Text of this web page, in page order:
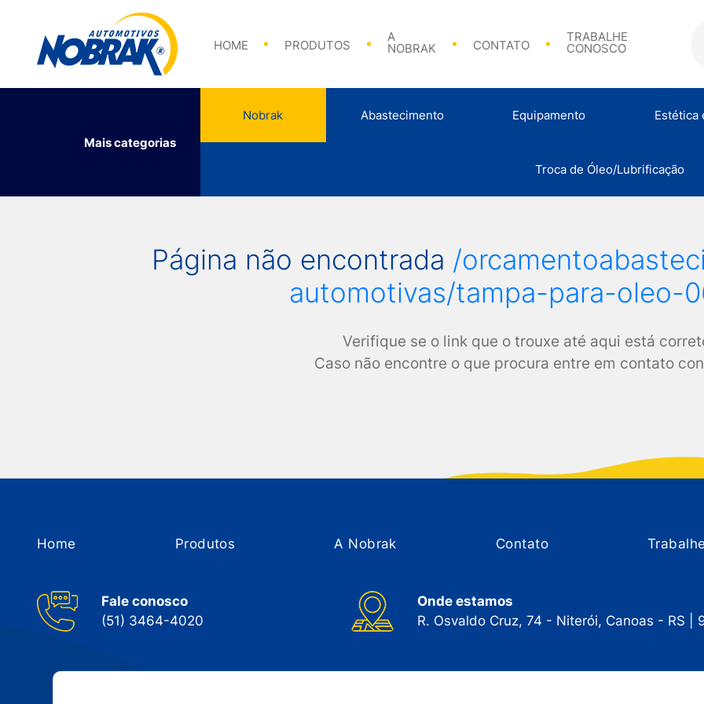
HOME PRODUTOS
A
NOBRAK CONTATO
TRABALHE
CONOSCO
Mais categorias
Nobrak Abastecimento Equipamento
Calibradores e Acessórios
Estética
Troca de Óleo/Lubrificação
Página não encontrada /
automotivas/tampa-para-oleo-
Verifique se o link que o trouxe até aqui está
Caso não encontre o que procura entre em contato
Home Produtos A Nobrak Contato
Fale conosco
(51) 3464-4020
Onde estamos
R. Osvaldo Cruz, 74 - Niterói, Canoas - RS |